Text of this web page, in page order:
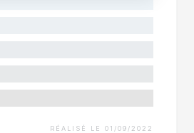
RÉALISÉ LE 01/09/2022